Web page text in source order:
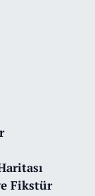
Fikstür